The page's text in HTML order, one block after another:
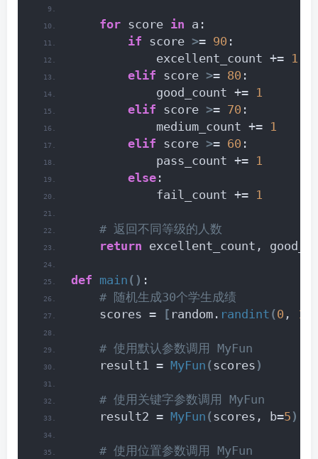
for score in a:
if score >= 90 :
            excellent_count +=
1
elif score >= 80 :
            good_count +=
1
elif score >= 70 :
            medium_count +=
1
elif score >= 60 :
            pass_count +=
1
else :
            fail_count +=
1
# 返回不同等级的人数
return excellent_count,
def main () :
# 随机生成30个学生成绩
    scores =
[ random. randint (0 ,
# 使用默认参数调用 MyFun
    result1 =
MyFun (scores )
# 使用关键字参数调用 MyFun
    result2 =
MyFun (scores, b=5 )
# 使用位置参数调用 MyFun